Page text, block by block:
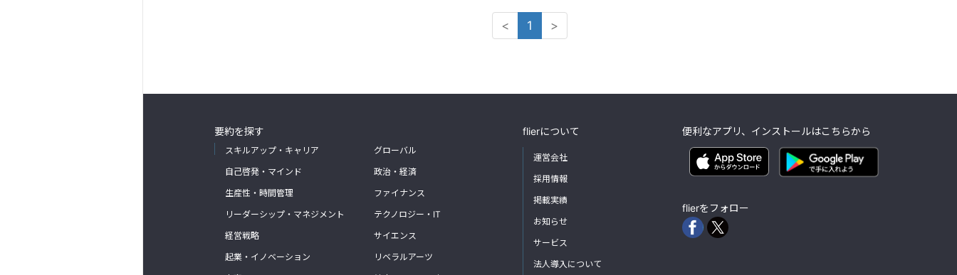
< 1 >
要約を探す
スキルアップ・キャリア
自己啓発・マインド
生産性・時間管理
リーダーシップ・マネジメント
経営戦略
起業・イノベーション
グローバル
政治・経済
ファイナンス
テクノロジー・IT
サイエンス
リベラルアーツ
flierについて
運営会社
採用情報
掲載実績
お知らせ
サービス
法人導入について
便利なアプリ、インストールはこちらから
flierをフォロー